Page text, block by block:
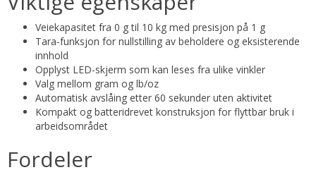
Veiekapasitet fra 0 g til 10 kg med presisjon på 1 g
Tara-funksjon for nullstilling av beholdere og eksisterende
innhold
Opplyst LED-skjerm som kan leses fra ulike vinkler
Valg mellom gram og lb/oz
Automatisk avslåing etter 60 sekunder uten aktivitet
Kompakt og batteridrevet konstruksjon for flyttbar bruk i
arbeidsområdet
Fordeler